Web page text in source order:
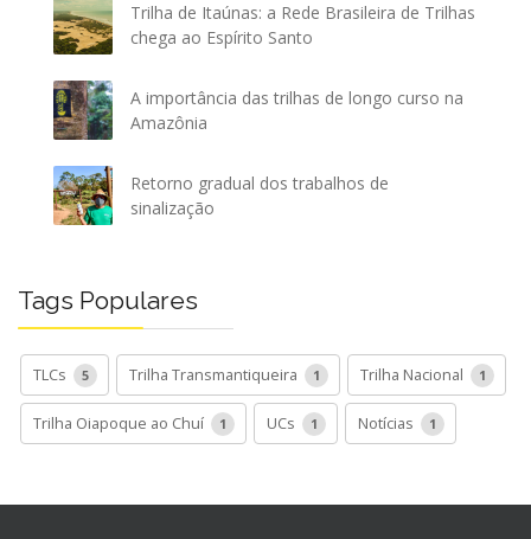
Trilha de Itaúnas: a Rede Brasileira de Trilhas
chega ao Espírito Santo
A importância das trilhas de longo curso na
Amazônia
Retorno gradual dos trabalhos de
sinalização
Tags Populares
TLCs 5 Trilha Transmantiqueira 1 Trilha Nacional 1
Trilha Oiapoque ao Chuí 1 UCs 1 Notícias 1